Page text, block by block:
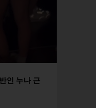
인 누나 근